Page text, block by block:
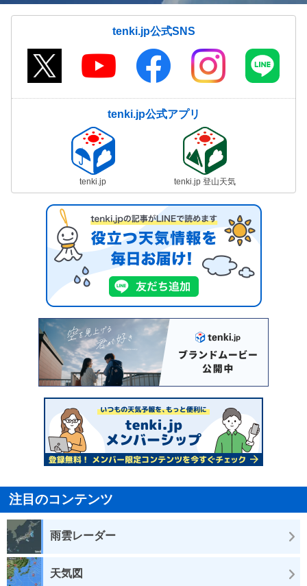
tenki.jp公式SNS
tenki.jp公式アプリ
tenki.jp tenki.jp 登山天気
注目のコンテンツ
雨雲レーダー
天気図